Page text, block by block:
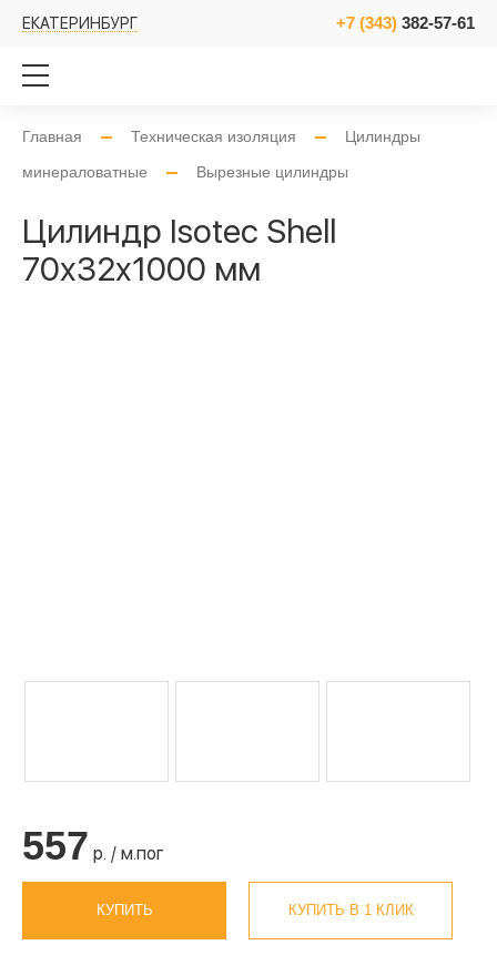
ЕКАТЕРИНБУРГ +7 (343) 382-57-61
Главная Техническая изоляция
Цилиндры
минераловатные
Вырезные цилиндры
Цилиндр Isotec Shell
70x32x1000 мм
557 р. / м.пог
КУПИТЬ КУПИТЬ В 1 КЛИК